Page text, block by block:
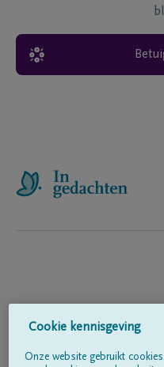
Cookie kennisgeving
Onze website gebruikt